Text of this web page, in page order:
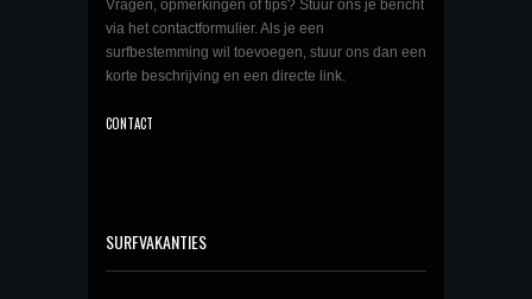
Vragen, opmerkingen of tips? Stuur ons je bericht
via het contactformulier. Als je een
surfbestemming wil toevoegen, stuur ons dan een
korte beschrijving en een directe link.
CONTACT
SURFVAKANTIES